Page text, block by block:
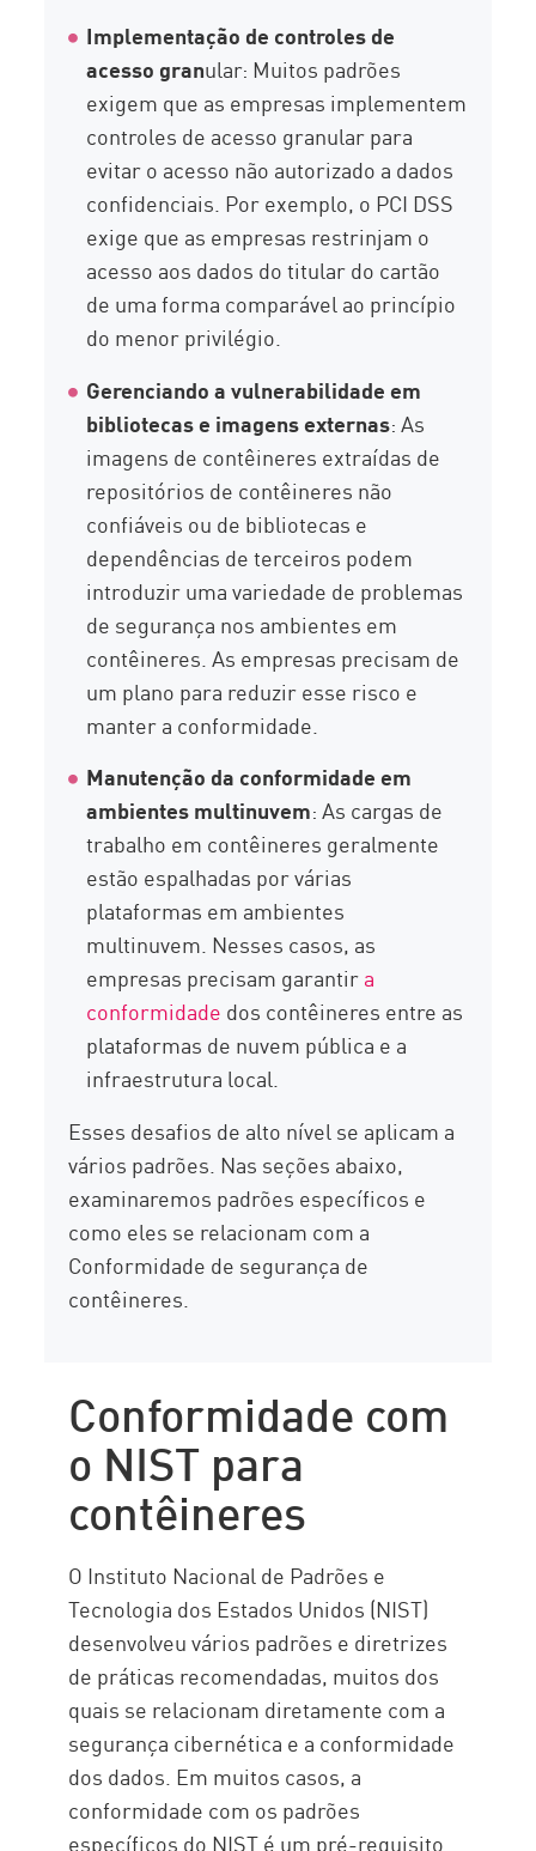
Implementação de controles de
acesso granular: Muitos padrões
exigem que as empresas implementem
controles de acesso granular para
evitar o acesso não autorizado a dados
confidenciais. Por exemplo, o PCI DSS
exige que as empresas restrinjam o
acesso aos dados do titular do cartão
de uma forma comparável ao princípio
do menor privilégio.
Gerenciando a vulnerabilidade em
bibliotecas e imagens externas: As
imagens de contêineres extraídas de
repositórios de contêineres não
confiáveis ou de bibliotecas e
dependências de terceiros podem
introduzir uma variedade de problemas
de segurança nos ambientes em
contêineres. As empresas precisam de
um plano para reduzir esse risco e
manter a conformidade.
Manutenção da conformidade em
ambientes multinuvem: As cargas de
trabalho em contêineres geralmente
estão espalhadas por várias
plataformas em ambientes
multinuvem. Nesses casos, as
empresas precisam garantira
conformidade dos contêineres entre as
plataformas de nuvem pública e a
infraestrutura local.
Esses desafios de alto nível se aplicam a
vários padrões. Nas seções abaixo,
examinaremos padrões específicos e
como eles se relacionam com a
Conformidade de segurança de
contêineres.
Conformidade com
o NIST para
contêineres
O Instituto Nacional de Padrões e
Tecnologia dos Estados Unidos (NIST)
desenvolveu vários padrões e diretrizes
de práticas recomendadas, muitos dos
quais se relacionam diretamente com a
segurança cibernética e a conformidade
dos dados. Em muitos casos, a
conformidade com os padrões
específicos do NIST é um pré-requisito